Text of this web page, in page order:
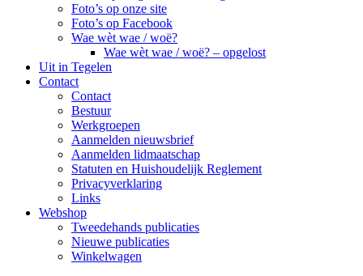
Foto’s op onze site
Foto’s op Facebook
Wae wèt wae / woë?
Wae wèt wae / woë? – opgelost
Uit in Tegelen
Contact
Contact
Bestuur
Werkgroepen
Aanmelden nieuwsbrief
Aanmelden lidmaatschap
Statuten en Huishoudelijk Reglement
Privacyverklaring
Links
Webshop
Tweedehands publicaties
Nieuwe publicaties
Winkelwagen